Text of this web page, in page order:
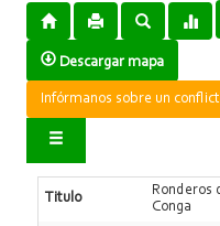
Descargar mapa
Infórmanos sobre un
Titulo
Ronderos
Conga